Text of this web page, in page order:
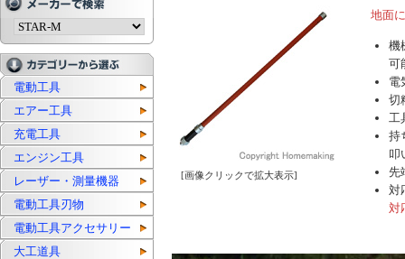
電動工具
エアー工具
充電工具
エンジン工具
レーザー・測量機器
電動工具刃物
電動工具アクセサリー
大工道具
[画像クリックで拡大表示]
地面
機
可
電
切
工
持
叩
先
対
対